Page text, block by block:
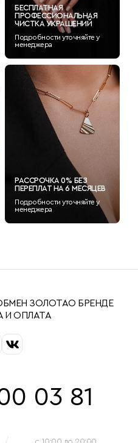
БЕСПЛАТНАЯ
ПРОФЕССИОНАЛЬНАЯ
ЧИСТКА УКРАШЕНИЙ
Подробности уточняйте у
менеджера
РАССРОЧКА 0% БЕЗ
ПЕРЕПЛАТ НА 6 МЕСЯЦЕВ
Подробности уточняйте у
менеджера
ЗОЛОТАО БРЕНДЕ
И ОПЛАТА
03 81